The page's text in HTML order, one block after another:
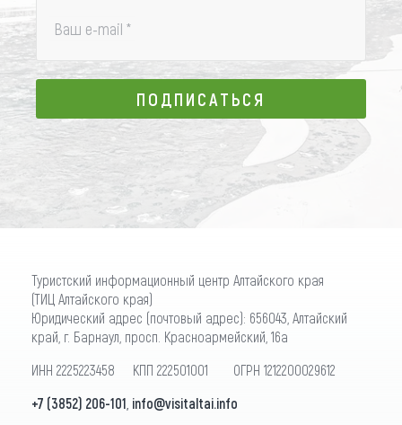
Ваш e-mail *
ПОДПИСАТЬСЯ
ПОДПИСАТЬСЯ
Туристский информационный центр Алтайского края
(ТИЦ Алтайского края)
Юридический адрес (почтовый адрес): 656043, Алтайский
край, г. Барнаул, просп. Красноармейский, 16а
ИНН 2225223458 КПП 222501001 ОГРН 1212200029612
+7 (3852) 206-101 info@visitaltai.info